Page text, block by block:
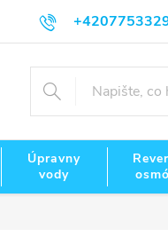
Úpravny
vody